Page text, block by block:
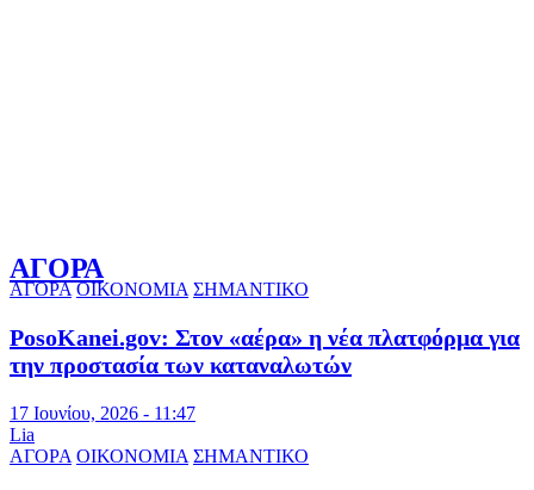
ΑΓΟΡΑ
ΑΓΟΡΑ ΟΙΚΟΝΟΜΙΑ ΣΗΜΑΝΤΙΚΟ
PosoKanei.gov: Στον «αέρα» η νέα πλατφόρμα για
την προστασία των καταναλωτών
17 Ιουνίου, 2026 - 11:47
Lia
ΑΓΟΡΑ ΟΙΚΟΝΟΜΙΑ ΣΗΜΑΝΤΙΚΟ